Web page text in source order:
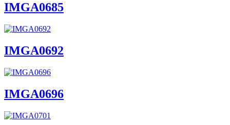
IMGA0685
IMGA0692
IMGA0696